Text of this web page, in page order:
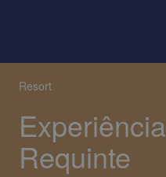
Resort
Requinte